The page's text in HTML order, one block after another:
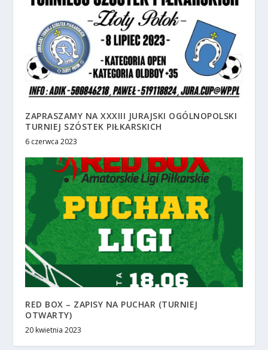
ZAPRASZAMY NA XXXIII JURAJSKI OGÓLNOPOLSKI
TURNIEJ SZÓSTEK PIŁKARSKICH
6 czerwca 2023
RED BOX – ZAPISY NA PUCHAR (TURNIEJ
OTWARTY)
20 kwietnia 2023